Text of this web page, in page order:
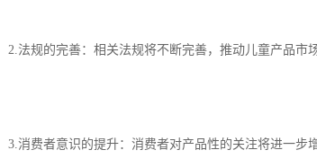
2.法规的完善：相关法规将不断完善，推动儿童产品市
3.消费者意识的提升：消费者对产品性的关注将进一步